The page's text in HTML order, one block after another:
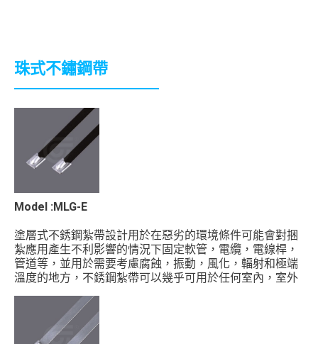
珠式不鏽鋼帶
Model :MLG-E
塗層式不銹鋼紮帶設計用於在惡劣的環境條件可能會對捆
紮應用產生不利影響的情況下固定軟管，電纜，電線桿，
管道等，並用於需要考慮腐蝕，振動，風化，輻射和極端
溫度的地方，不銹鋼紮帶可以幾乎可用於任何室內，室外
–石化，工業，電站，採礦，造船，海上和其他侵蝕性環
境的最佳選擇 –帶身塗層（環氧樹脂）加強帶身邊緣保
護，並防止不銹鋼材質與其他金屬接觸所產生之腐蝕 –光